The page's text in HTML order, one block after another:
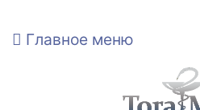
Главное меню